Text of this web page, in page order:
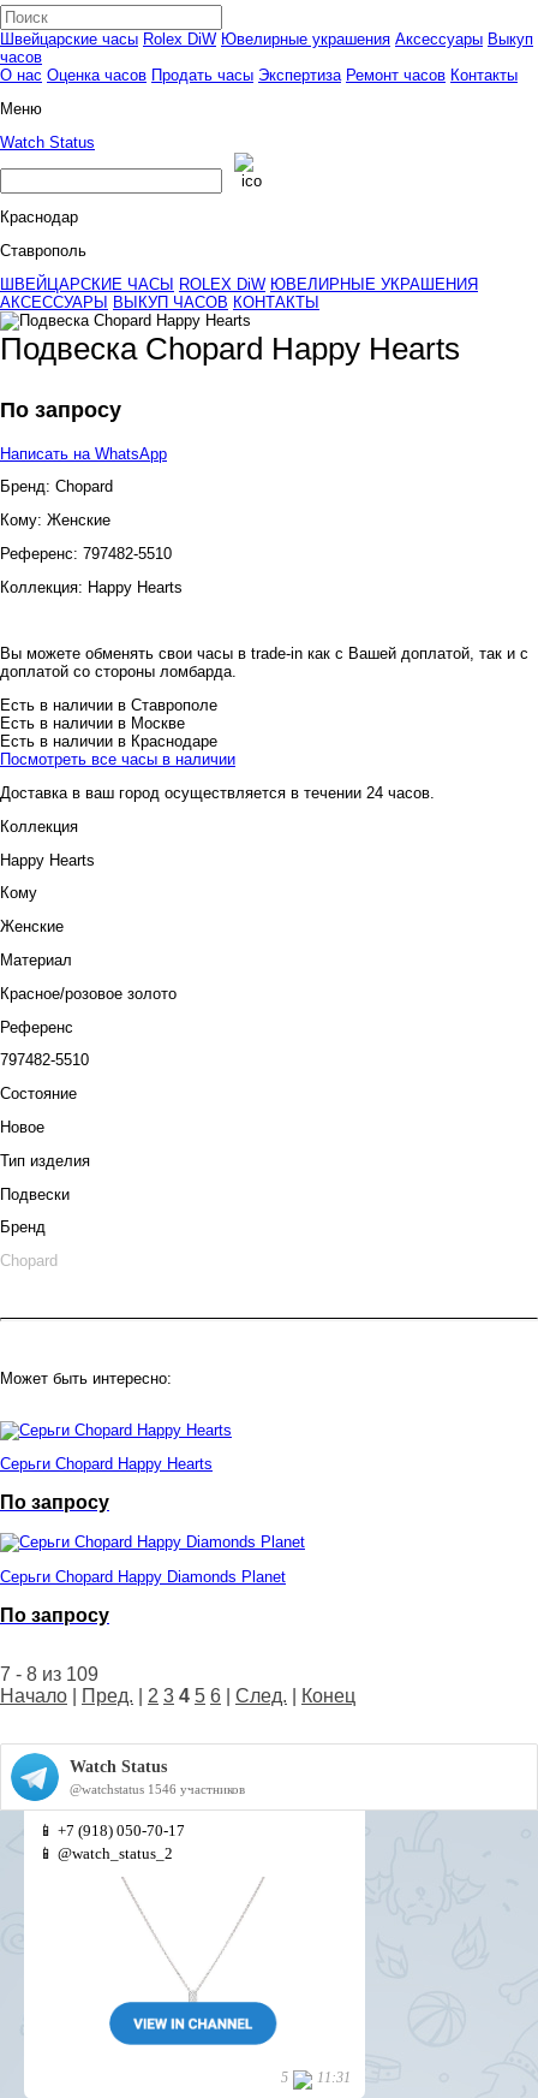
Швейцарские часы Rolex DiW Ювелирные украшения Аксессуары Выкуп
часов
О нас Оценка часов Продать часы Экспертиза Ремонт часов Контакты
Меню
Watch Status
Краснодар
Ставрополь
ШВЕЙЦАРСКИЕ ЧАСЫ
ROLEX DiW ЮВЕЛИРНЫЕ УКРАШЕНИЯ
АКСЕССУАРЫ
ВЫКУП ЧАСОВ КОНТАКТЫ
Подвеска Chopard Happy Hearts
По запросу
Написать на WhatsApp
Бренд: Chopard
Кому: Женские
Референс: 797482-5510
Коллекция: Happy Hearts
Вы можете обменять свои часы в trade-in как с Вашей доплатой, так и с
доплатой со стороны ломбарда.
Есть в наличии в Ставрополе
Есть в наличии в Москве
Есть в наличии в Краснодаре
Посмотреть все часы в наличии
Доставка в ваш город осуществляется в течении 24 часов.
Коллекция
Happy Hearts
Кому
Женские
Материал
Красное/розовое золото
Референс
797482-5510
Состояние
Новое
Тип изделия
Подвески
Бренд
Chopard
Может быть интересно:
Серьги Chopard Happy Hearts
По запросу
Серьги Chopard Happy Diamonds Planet
По запросу
7 - 8 из 109
Начало
Пред. 2 3 4 5 6 След. Конец